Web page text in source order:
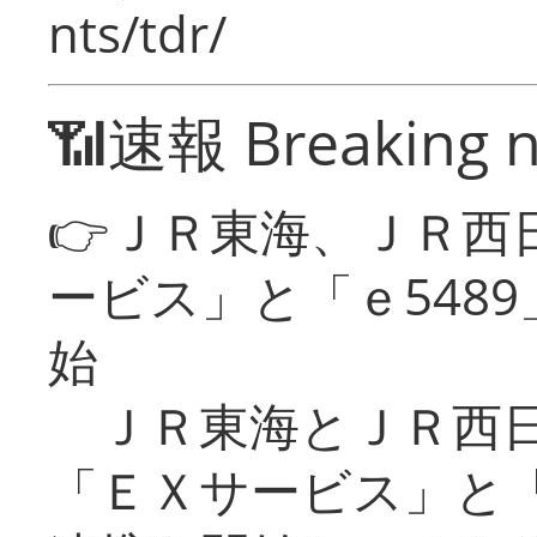
nts/tdr/
📶速報 Breaking
👉ＪＲ東海、ＪＲ
ービス」と「ｅ
始
ＪＲ東海とＪＲ西
「ＥＸサービス」